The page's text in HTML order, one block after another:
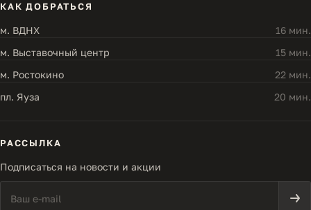
КАК ДОБРАТЬСЯ
м. ВДНХ
16 мин.
м. Выставочный центр
15 мин.
м. Ростокино
22 мин.
пл. Яуза
20 мин.
РАССЫЛКА
Подписаться на новости и акции